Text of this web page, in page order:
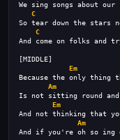
We sing songs about
C
So tear down the stars
C
And come on folks and
[MIDDLE]
Em
Because the only thing
Am
Is not sitting round
Em
And not thinking that
Am
And if you're oh so ing